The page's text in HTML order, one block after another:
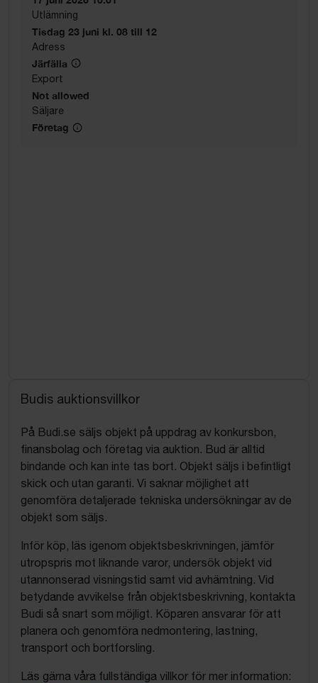
Utlämning
Tisdag 23 juni kl. 08 till 12
Adress
Järfälla
Export
Not allowed
Säljare
Företag
Budis auktionsvillkor
På Budi.se säljs objekt på uppdrag av konkursbon,
finansbolag och företag via auktion. Bud är alltid
bindande och kan inte tas bort. Objekt säljs i befintligt
skick och utan garanti. Vi saknar möjlighet att
genomföra detaljerade tekniska undersökningar av de
objekt som säljs.
Inför köp, läs igenom objektsbeskrivningen, jämför
utropspris mot liknande varor, undersök objekt vid
utannonserad visningstid samt vid avhämtning. Vid
betydande avvikelse från objektsbeskrivning, kontakta
Budi så snart som möjligt. Köparen ansvarar för att
planera och genomföra nedmontering, lastning,
transport och bortforsling.
Läs gärna våra fullständiga villkor för mer information: